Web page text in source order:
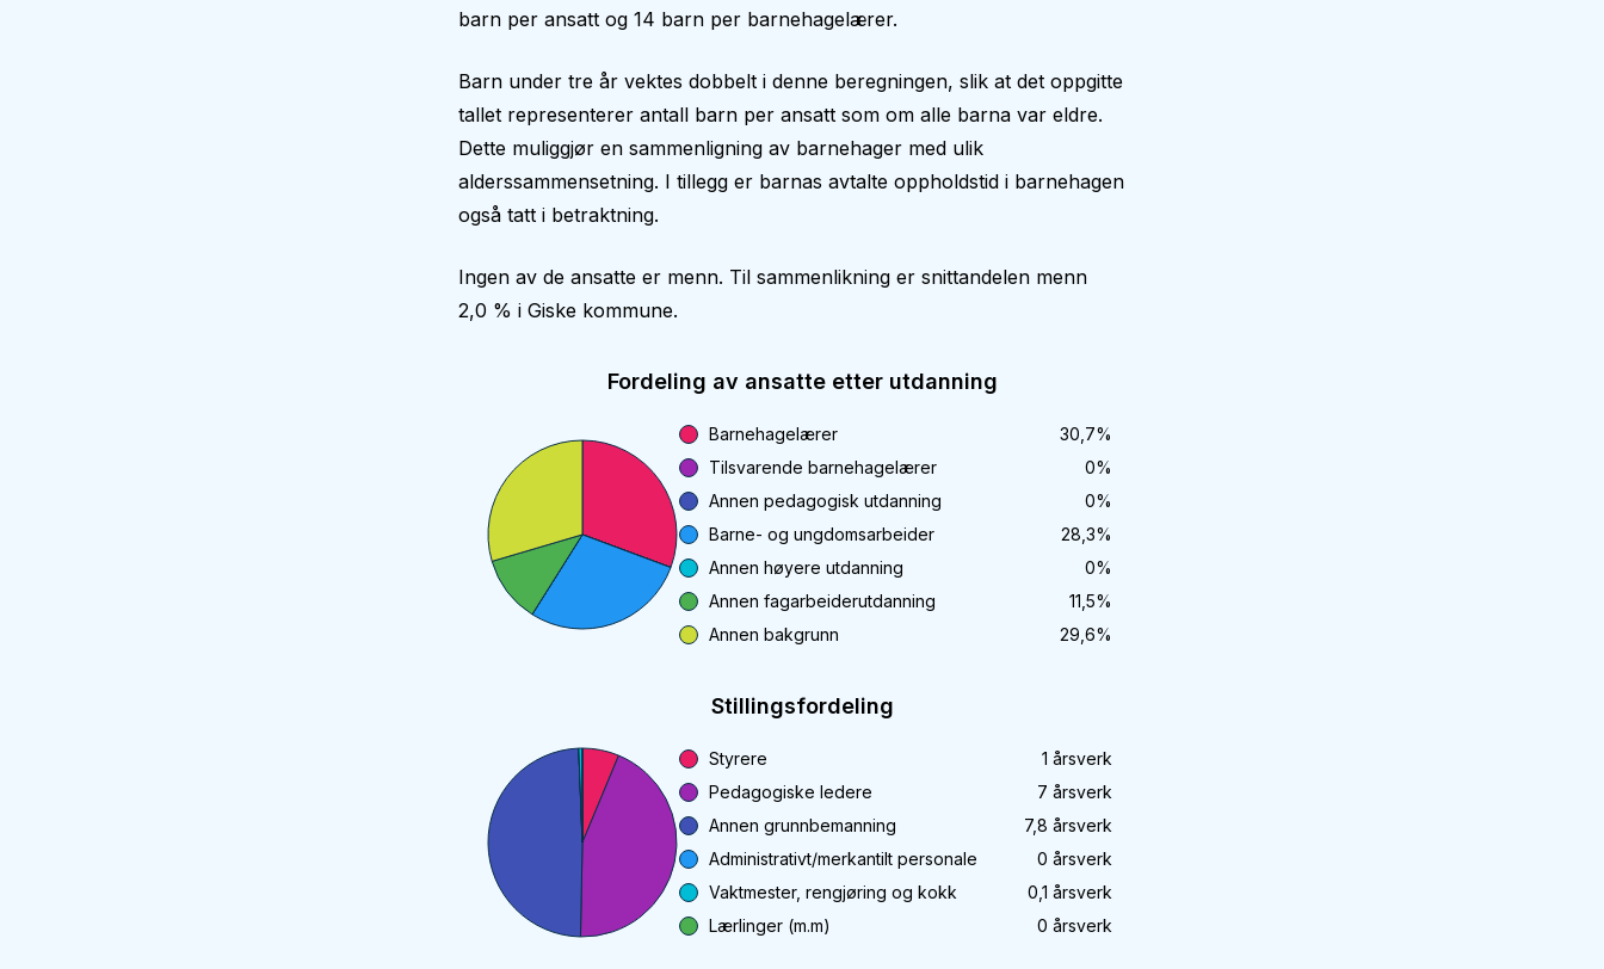
barn per ansatt og 14 barn per barnehagelærer.
Barn under tre år vektes dobbelt i denne beregningen, slik at det oppgitte
tallet representerer antall barn per ansatt som om alle barna var eldre.
Dette muliggjør en sammenligning av barnehager med ulik
alderssammensetning. I tillegg er barnas avtalte oppholdstid i barnehagen
også tatt i betraktning.
Ingen av de ansatte er menn. Til sammenlikning er snittandelen menn
2,0 % i Giske kommune.
Fordeling av ansatte etter utdanning
Barnehagelærer 30,7%
Tilsvarende barnehagelærer
0%
Annen pedagogisk utdanning
0%
Barne- og ungdomsarbeider
28,3%
Annen høyere utdanning
0%
Annen fagarbeiderutdanning
11,5%
Annen bakgrunn
29,6%
Stillingsfordeling
Styrere 1 årsverk
Pedagogiske ledere
7 årsverk
Annen grunnbemanning
7,8 årsverk
Administrativt/merkantilt personale
0 årsverk
Vaktmester, rengjøring og kokk
0,1 årsverk
Lærlinger (m.m)
0 årsverk